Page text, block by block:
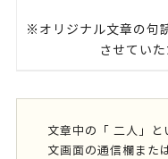
※オリジナル文章の句
させてい
文章中の「 二人」
文画面の通信欄また